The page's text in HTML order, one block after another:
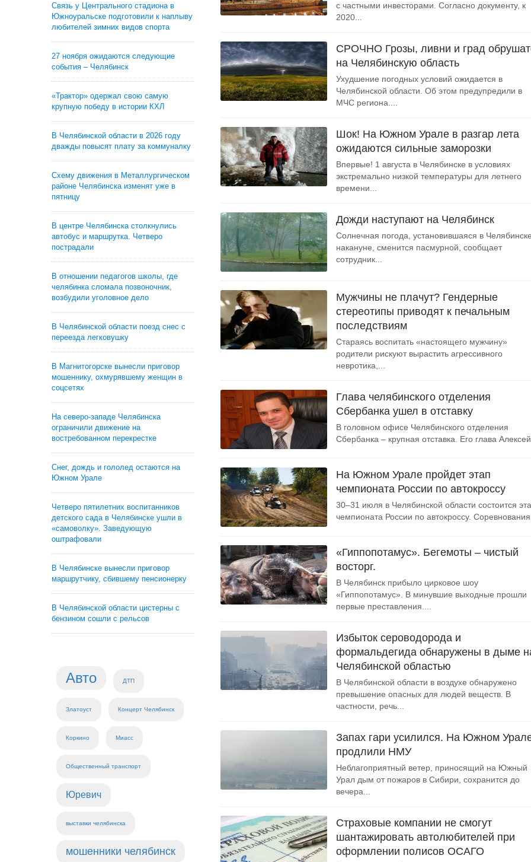
Связь у Центрального стадиона в
Южноуральске подготовили к наплыву
любителей зимних видов спорта
27 ноября ожидаются следующие
события – Челябинск
«Трактор» одержал свою самую
крупную победу в истории КХЛ
В Челябинской области в 2026 году
дважды повысят плату за коммуналку
Схему движения в Металлургическом
районе Челябинска изменят уже в
пятницу
В центре Челябинска столкнулись
автобус и маршрутка. Четверо
пострадали
В отношении педагогов школы, где
челябинка сломала позвоночник,
возбудили уголовное дело
В Челябинской области поезд снес с
переезда легковушку
В Магнитогорске вынесли приговор
мошеннику, охмурявшему женщин в
соцсетях
На северо-западе Челябинска
ограничили движение на
востребованном перекрестке
Снег, дождь и гололед остаются на
Южном Урале
Четверо пятилетних воспитанников
детского сада в Челябинске ушли в
«самоволку». Заведующую
оштрафовали
В Челябинске вынесли приговор
маршрутчику, сбившему пенсионерку
В Челябинской области цистерны с
бензином сошли с рельсов
Авто ДТП
Златоуст Концерт Челябинск
Коркино Миасс
Общественный транспорт
Юревич
выставки челябинска
мошенники челябинск
с частными инвесторами. Согласно документу, к
2020...
СРОЧНО Грозы, ливни и град
на Челябинскую область
Ухудшение погодных условий ожидается в
Челябинской области. Об этом предупредили в
МЧС региона....
Шок! На Южном Урале в разгар лета
ожидаются сильные заморозки
Впервые! 1 августа в Челябинске в условиях
экстремально низкой температуры для летнего
времени...
Дожди наступают на Челябинск
Солнечная погода, установившаяся в Челябинске
накануне, сменится пасмурной, сообщает
сотрудник...
Мужчины не плачут? Гендерные
стереотипы приводят к печальным
последствиям
Стараясь воспитать «настоящего мужчину»
родители рискуют вырастить агрессивного
невротика,...
Глава челябинского отделения
Сбербанка ушел в отставку
В головном офисе Челябинского отделения
Сбербанка – крупная отставка. Его глава
На Южном Урале пройдет этап
чемпионата России по автокроссу
30–31 июля в Челябинской области состоится
чемпионата России по автокроссу.
«Гиппопотамус». Бегемоты – чистый
восторг.
В Челябинск прибыло цирковое шоу
«Гиппопотамус». В минувшие выходные прошли
первые преставления....
Избыток сероводорода и
формальдегида обнаружены в дыме
Челябинской областью
В Челябинской области в воздухе обнаружено
превышение опасных для людей веществ. В
частности, речь...
Запах гари усилился. На Южном
продлили НМУ
Неблагоприятный ветер, приносящий на Южный
Урал дым от пожаров в Сибири, сохранится до
вечера...
Страховые компании не смогут
шантажировать автолюбителей при
оформлении полисов ОСАГО